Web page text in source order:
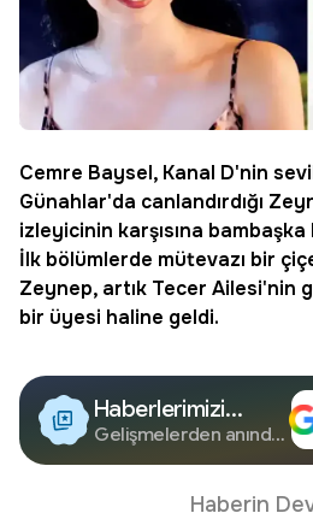
Cemre Baysel, Kanal D'nin
Günahlar'da canlandırdığı
izleyicinin karşısına bambaşka
İlk bölümlerde mütevazı bir
Zeynep, artık Tecer Ailesi'nin
bir üyesi haline geldi.
Haberlerimizi
Google'da Takip
Edin
Gelişmelerden anında
Haberin